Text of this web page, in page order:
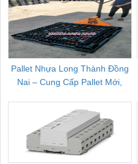
Pallet Nhựa Long Thành Đồng
Nai – Cung Cấp Pallet Mới,